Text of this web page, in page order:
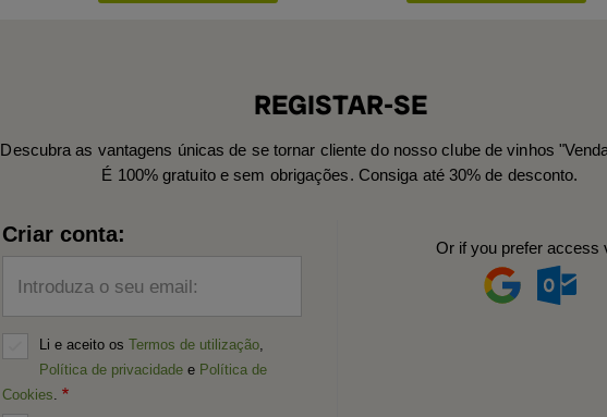
REGISTAR-SE
Descubra as vantagens únicas de se tornar cliente do nosso clube de vinhos
É 100% gratuito e sem obrigações. Consiga até 30% de desconto.
Criar conta:
Introduza o seu email:
Li e aceito os Termos de utilização,
Política de privacidade e Política de
Cookies.
Or if you prefer access